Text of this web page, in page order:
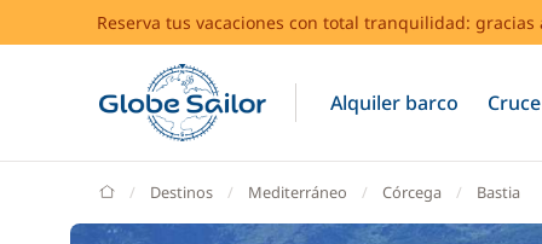
Reserva tus vacaciones con total tranquilidad:
Alquiler barco
GlobeSailor
Destinos Mediterráneo Córcega Bastia